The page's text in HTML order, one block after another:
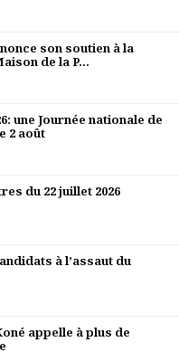
son soutien à la
de la P...
une Journée nationale de
2 août
du 22 juillet 2026
à l’assaut du
appelle à plus de